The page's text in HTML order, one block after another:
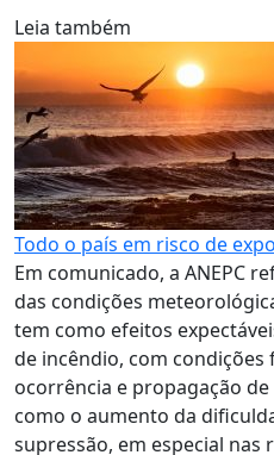
Leia também
Todo o país em risco de
Em comunicado, a ANEPC
das condições
tem como efeitos
de incêndio, com condições
ocorrência e propagação
como o aumento da
supressão, em especial